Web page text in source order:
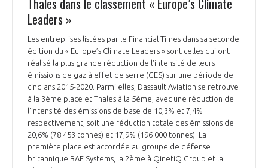
Leaders »
Les entreprises listées par le Financial Times dans sa seconde
édition du « Europe’s Climate Leaders » sont celles qui ont
réalisé la plus grande réduction de l'intensité de leurs
émissions de gaz à effet de serre (GES) sur une période de
cinq ans 2015-2020. Parmi elles, Dassault Aviation se retrouve
à la 3ème place et Thales à la 5ème, avec une réduction de
l'intensité des émissions de base de 10,3% et 7,4%
respectivement, soit une réduction totale des émissions de
20,6% (78 453 tonnes) et 17,9% (196 000 tonnes). La
première place est accordée au groupe de défense
britannique BAE Systems, la 2ème à QinetiQ Group et la